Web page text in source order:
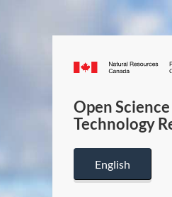
Open
Technology
English